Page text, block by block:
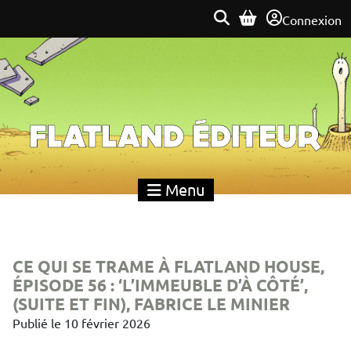
Connexion
Flatland Éditeur
Menu
CE QUI SE TRAME À FLATLAND HOUSE,
ÉPISODE 56 : ‘L’IMMEUBLE D’À CÔTÉ’,
(SUITE ET FIN), FABRICE LE MINIER
Publié le 10 février 2026